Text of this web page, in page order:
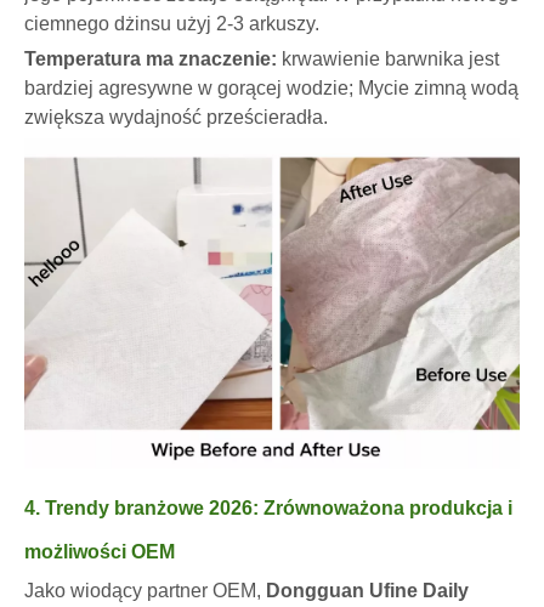
ciemnego dżinsu użyj 2-3 arkuszy.
Temperatura ma znaczenie: krwawienie barwnika jest
bardziej agresywne w gorącej wodzie; Mycie zimną wodą
zwiększa wydajność prześcieradła.
4. Trendy branżowe 2026: Zrównoważona produkcja i
możliwości OEM
Jako wiodący partner OEM, Dongguan Ufine Daily